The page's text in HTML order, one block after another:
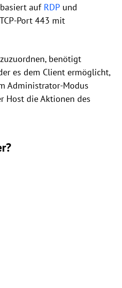
auf RDP und
Port 443 mit
benötigt
es dem Client ermöglicht,
Administrator-Modus
Host die Aktionen des